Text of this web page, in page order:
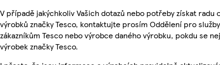
V případě jakýchkoliv Vašich dotazů nebo potřeby získat radu
výrobků značky Tesco, kontaktujte prosím Oddělení pro služby
zákazníkům Tesco nebo výrobce daného výrobku, pokdu se
výrobek značky Tesco.